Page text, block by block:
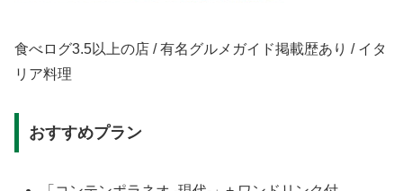
食べログ3.5以上の店 / 有名グルメガイド掲載歴あり / イタ
リア料理
おすすめプラン